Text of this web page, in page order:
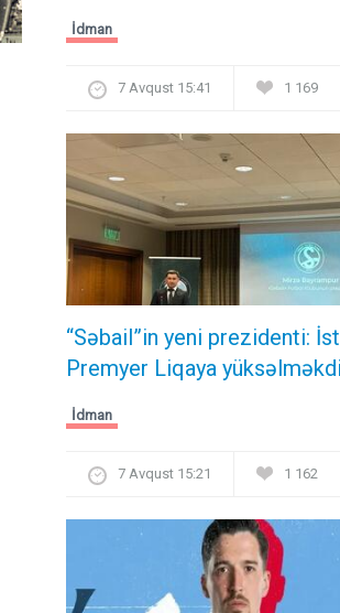
İdman
7 Avqust 15:41 1 169
“Səbail”in yeni prezidenti:
Premyer Liqaya
İdman
7 Avqust 15:21 1 162